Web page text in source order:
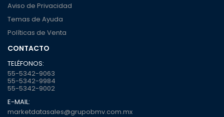
Aviso de Privacidad
Temas de Ayuda
Políticas de Venta
CONTACTO
TELÉFONOS:
55-5342-9063
55-5342-9984
55-5342-9002
E-MAIL:
marketdatasales@grupobmv.com.mx